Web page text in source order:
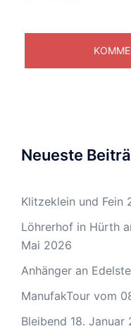
Neueste
Klitzeklein und Fein
Löhrerhof in Hürth
Mai 2026
Anhänger an
ManufakTour vom
Bleibend 18. Januar